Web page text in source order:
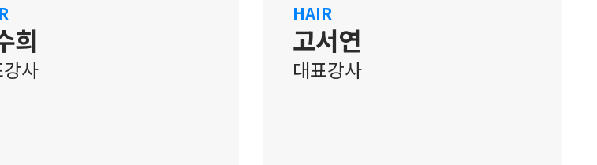
아티스트 & 교육 강사
희
사
HAIR
고서연
대표강사